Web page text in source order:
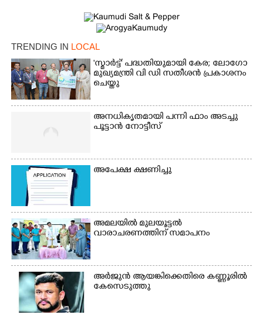
TRENDING IN LOCAL
'സ്മാർട്ട്' പദ്ധതിയുമായി കേര; ലോഗോ
മുഖ്യമന്ത്രി വി ഡി സതീശൻ പ്രകാശനം
ചെയ്തു
അനധികൃതമായി പന്നി ഫാം അടച്ചു
പൂട്ടാൻ നോട്ടീസ്
അപേക്ഷ ക്ഷണിച്ചു
അമലയിൽ മുലയൂട്ടൽ
വാരാചരണത്തിന് സമാപനം
അർജുൻ ആയങ്കിക്കെതിരെ കണ്ണൂരിൽ
കേസെടുത്തു